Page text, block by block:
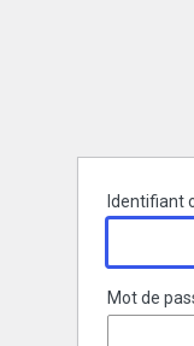
Identifiant
Mot de